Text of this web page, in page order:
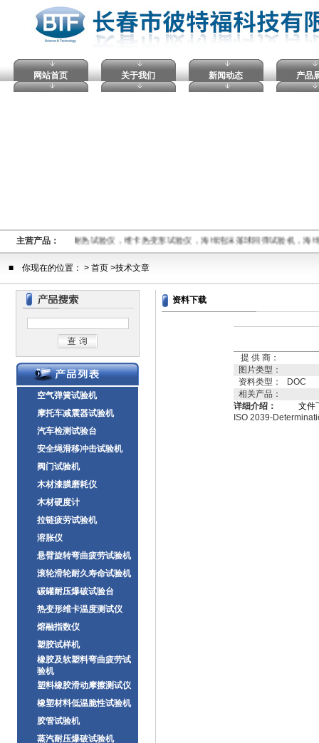
网站首页 关于我们 新闻动态 产品
主营产品：
痕硬度计，马丁耐热试验仪，维卡热变形试验仪，海绵泡沫落球回弹试验机，
■ 你现在的位置： > 首页 >技术文章
空气弹簧试验机
摩托车减震器试验机
汽车检测试验台
安全绳滑移冲击试验机
阀门试验机
木材漆膜磨耗仪
木材硬度计
拉链疲劳试验机
溶胀仪
悬臂旋转弯曲疲劳试验机
滚轮滑轮耐久寿命试验机
碳罐耐压爆破试验台
热变形维卡温度测试仪
熔融指数仪
塑胶试样机
橡胶及软塑料弯曲疲劳试
验机
塑料橡胶滑动摩擦测试仪
橡塑材料低温脆性试验机
胶管试验机
蒸汽耐压爆破试验机
资料下载
提 供 商：
图片类型：
资料类型：
DOC
相关产品：
详细介绍：
文件
ISO 2039-